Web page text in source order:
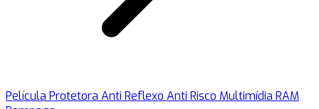
Película Protetora Anti Reflexo Anti Risco Multimídia RAM